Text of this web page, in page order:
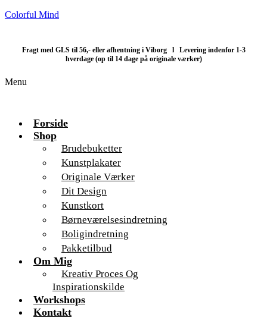
Colorful Mind
Fragt med GLS til 56,- eller afhentning i Viborg l Levering indenfor 1-3
hverdage (op til 14 dage på originale værker)
Menu
Forside
Shop
Brudebuketter
Kunstplakater
Originale Værker
Dit Design
Kunstkort
Børneværelsesindretning
Boligindretning
Pakketilbud
Om Mig
Kreativ Proces Og
Inspirationskilde
Workshops
Kontakt